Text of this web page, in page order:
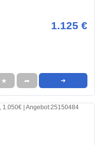
1.125 €
★ ➦ ➜